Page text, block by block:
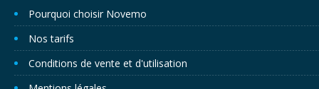
Pourquoi choisir Novemo
Nos tarifs
Conditions de vente et d'utilisation